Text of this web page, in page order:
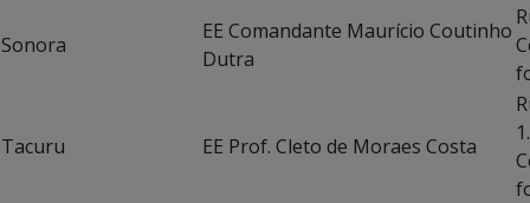
Sonora
EE Comandante Maurício Coutinho
Dutra
Tacuru EE Prof. Cleto de Moraes Costa